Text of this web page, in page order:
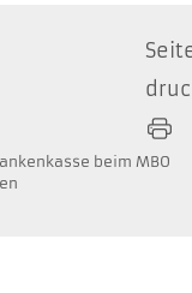
beim MBO